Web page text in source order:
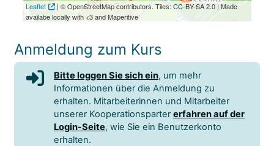
Leaflet
| © OpenStreetMap contributors. Tiles: CC-BY-SA 2.0 | Made
availabe locally with <3 and Maperitive
Anmeldung zum Kurs
Bitte loggen Sie sich ein, um mehr
Informationen über die Anmeldung zu
erhalten. Mitarbeiterinnen und Mitarbeiter
unserer Kooperationsparter erfahren auf der
Login-Seite, wie Sie ein Benutzerkonto
erhalten.